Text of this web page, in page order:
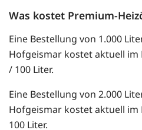
Was kostet Premium-
Eine Bestellung von 1.000
Hofgeismar kostet aktuell im
/ 100 Liter.
Eine Bestellung von 2.000
Hofgeismar kostet aktuell
100 Liter.